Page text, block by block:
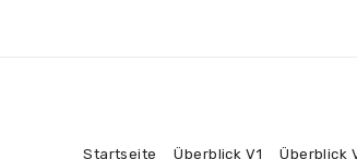
Startseite Überblick V1 Überblick